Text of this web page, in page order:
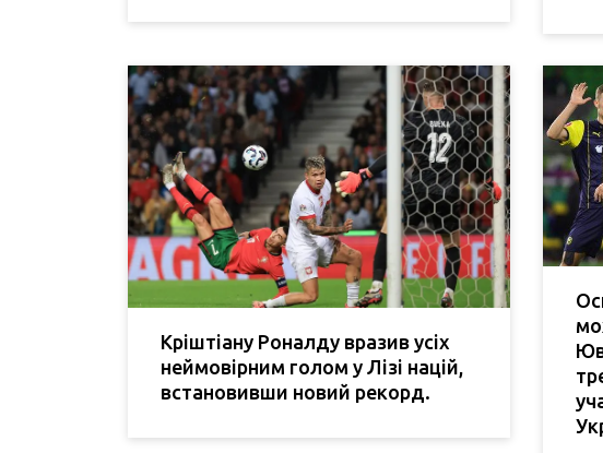
Кріштіану Роналду вразив усіх
неймовірним голом у Лізі націй,
встановивши новий рекорд.